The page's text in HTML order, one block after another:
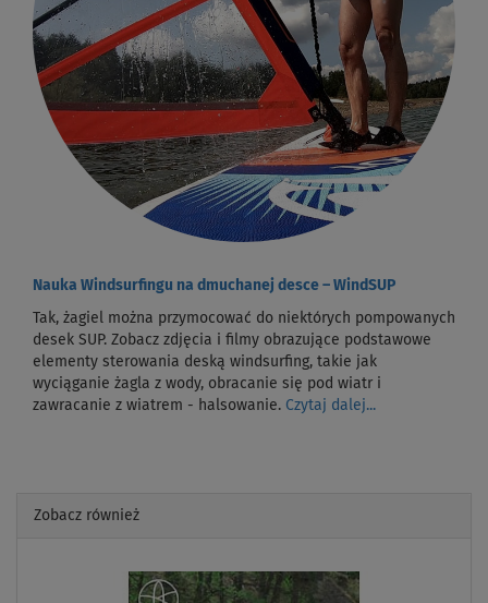
Nauka Windsurfingu na dmuchanej desce – WindSUP
Tak, żagiel można przymocować do niektórych pompowanych
desek SUP. Zobacz zdjęcia i filmy obrazujące podstawowe
elementy sterowania deską windsurfing, takie jak
wyciąganie żagla z wody, obracanie się pod wiatr i
zawracanie z wiatrem - halsowanie. Czytaj dalej...
Zobacz również
Previous